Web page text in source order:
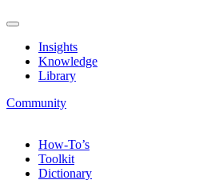
Insights
Knowledge
Library
Community
How-To’s
Toolkit
Dictionary